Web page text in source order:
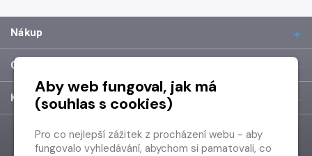
Nákup
O společnosti
Kontakt
Aby web fungoval, jak má
(souhlas s cookies)
Pro co nejlepší zážitek z procházení webu - aby
fungovalo vyhledávání, abychom si pamatovali, co